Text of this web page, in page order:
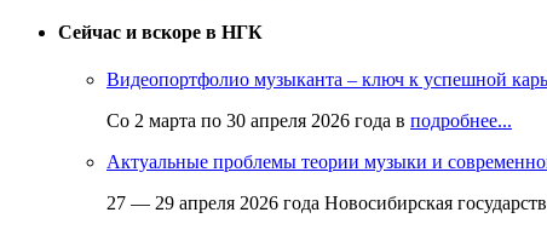
Сейчас и вскоре в НГК
Видеопортфолио музыканта – ключ к успешной
Со 2 марта по 30 апреля 2026 года в подробнее...
Актуальные проблемы теории музыки и
27 — 29 апреля 2026 года Новосибирская